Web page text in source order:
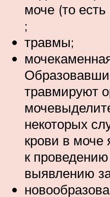
моче (то
;
травмы;
травмируют
некоторых
крови в моче
к
выявлению